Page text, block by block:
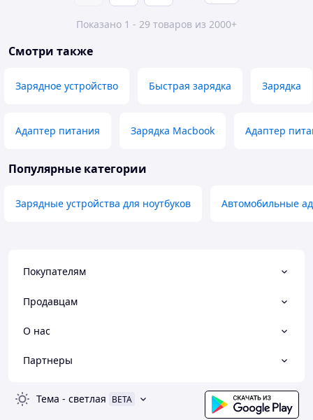
Показано 1 - 29 товаров из 2000+
Смотри также
Зарядное устройство Быстрая зарядка Зарядка
Адаптер питания Зарядка Macbook Адаптер
Популярные категории
Зарядные устройства для ноутбуков Автомобильные
Покупателям
Продавцам
О нас
Партнеры
Тема - светлая BETA